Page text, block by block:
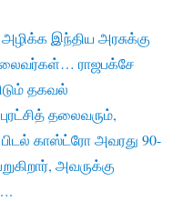
இந்திய அரசுக்கு
ராஜபக்சே
தகவல்
தலைவரும்,
காஸ்ட்ரோ அவரது 90-
அவருக்கு